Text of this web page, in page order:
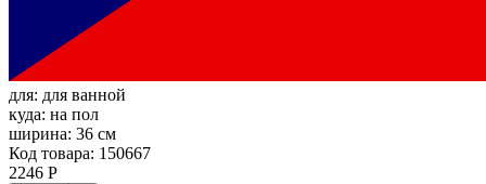
для: для ванной
куда: на пол
ширина: 36 см
Код товара: 150667
2246 Р